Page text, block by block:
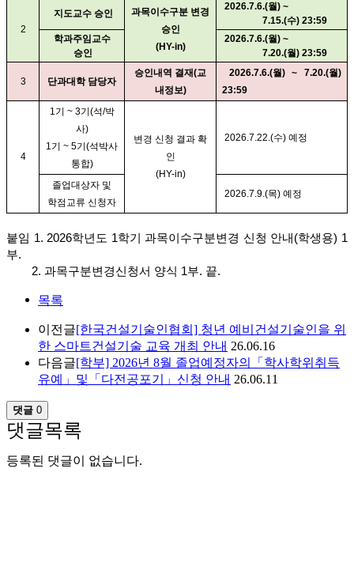
2
지도교수 승인
과목이수구분 변경
승인
(HY-in)
2026.7.6.(월) ~
7.15.(수) 23:59
학과주임교수
승인
2026.7.6.(월) ~
7.20.(월) 23:59
3 단과대학 담당자
승인내역 결재(교
내정보)
2026.7.6.(월) ~ 7.20.(월)
23:59
4
1기 ~ 3기(석/박
사)
1기 ~ 5기(석박사
통합)
변경 신청 결과 확
인
(HY-in)
2026.7.22.(수) 예정
졸업대상자 및
학점교류 신청자
2026.7.9.(목) 예정
붙임 1. 2026학년도 1학기 과목이수구분변경 신청 안내(학생용) 1
부.
2. 과목구분변경신청서 양식 1부. 끝.
목록
이전글[한국건설기술인협회] 청년 예비건설기술인을 위
한 스마트건설기술 교육 개최 안내 26.06.16
다음글[학부] 2026년 8월 졸업예정자의「학사학위취득
유예」및「다전공포기」신청 안내 26.06.11
댓글 0
댓글목록
등록된 댓글이 없습니다.